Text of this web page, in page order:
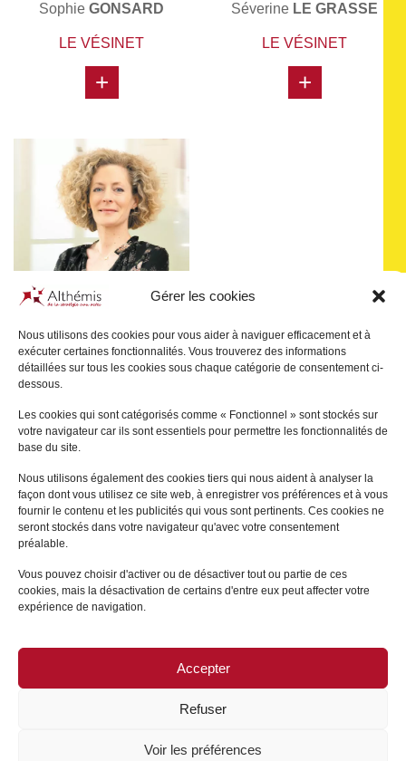
Gérer les cookies
Nous utilisons des cookies pour vous aider à naviguer efficacement et à
exécuter certaines fonctionnalités. Vous trouverez des informations
détaillées sur tous les cookies sous chaque catégorie de consentement ci-
dessous.
Les cookies qui sont catégorisés comme « Fonctionnel » sont stockés sur
votre navigateur car ils sont essentiels pour permettre les fonctionnalités de
base du site.
Nous utilisons également des cookies tiers qui nous aident à analyser la
façon dont vous utilisez ce site web, à enregistrer vos préférences et à vous
fournir le contenu et les publicités qui vous sont pertinents. Ces cookies ne
seront stockés dans votre navigateur qu'avec votre consentement
préalable.
Vous pouvez choisir d'activer ou de désactiver tout ou partie de ces
cookies, mais la désactivation de certains d'entre eux peut affecter votre
expérience de navigation.
Accepter
Refuser
Voir les préférences
Sophie GONSARD
LE VÉSINET
+
Séverine LE GRASSE
LE VÉSINET
+
AlexandraMAGNIER
LE VÉSINET